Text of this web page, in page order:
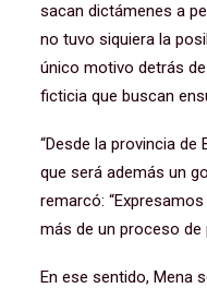
sacan dictámenes a
no tuvo siquiera la
único motivo detrás
ficticia que buscan
“Desde la provincia
que será además un
remarcó:
más de un proceso de
En ese sentido, Mena